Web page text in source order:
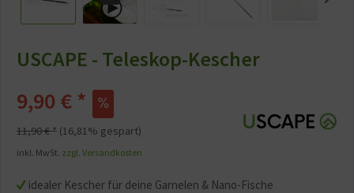
USCAPE - Teleskop-Kescher
idealer Kescher für deine Garnelen & Nano-Fische
9,90 € *
11,90 € * (16,81% gespart)
inkl. MwSt. zzgl. Versandkosten